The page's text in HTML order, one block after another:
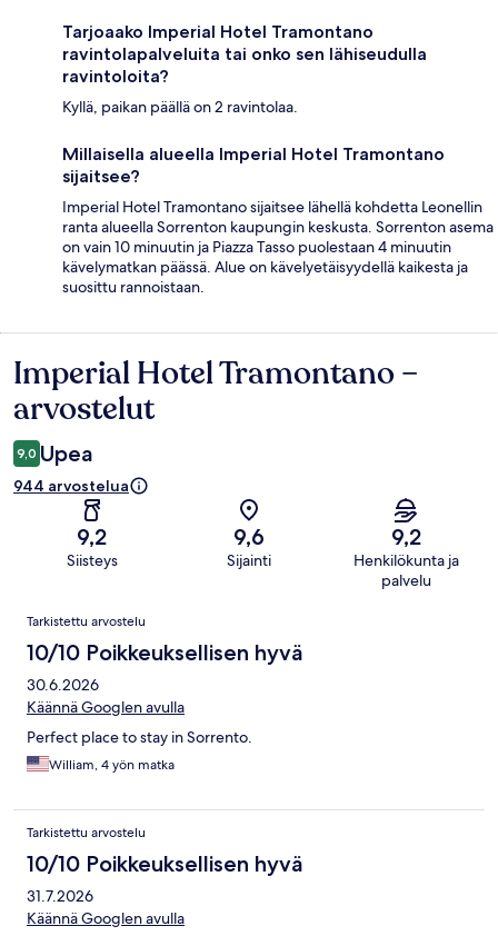
Tarjoaako Imperial Hotel Tramontano
ravintolapalveluita tai onko sen lähiseudulla
ravintoloita?
Kyllä, paikan päällä on 2 ravintolaa.
Millaisella alueella Imperial Hotel Tramontano
sijaitsee?
Imperial Hotel Tramontano sijaitsee lähellä kohdetta Leonellin
ranta alueella Sorrenton kaupungin keskusta. Sorrenton asema
on vain 10 minuutin ja Piazza Tasso puolestaan 4 minuutin
kävelymatkan päässä. Alue on kävelyetäisyydellä kaikesta ja
suosittu rannoistaan.
Arvostelut
Imperial Hotel Tramontano –
arvostelut
9,0 Upea
944 arvostelua
9,2
Siisteys
9,6
Sijainti
9,2
Henkilökunta ja
palvelu
Arvostelut
Tarkistettu arvostelu
10/10 Poikkeuksellisen hyvä
30.6.2026
Käännä Googlen avulla
Perfect place to stay in Sorrento.
William, 4 yön matka
Tarkistettu arvostelu
10/10 Poikkeuksellisen hyvä
31.7.2026
Käännä Googlen avulla